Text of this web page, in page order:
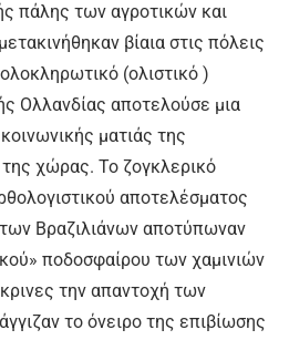
πάλης των αγροτικών και
βίαια στις πόλεις
(ολιστικό )
Ολλανδίας αποτελούσε μια
ματιάς της
χώρας. Το ζογκλερικό
αποτελέσματος
των Βραζιλιάνων αποτύπωναν
ποδοσφαίρου των χαμινιών
την απαντοχή των
το όνειρο της επιβίωσης